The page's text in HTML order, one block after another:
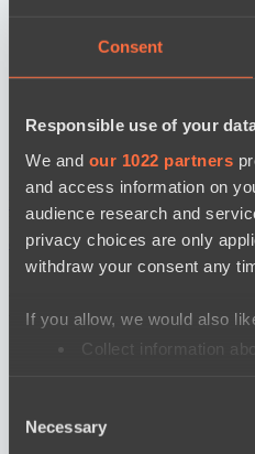
Consent
Responsible use of your
We and our 1022 partners
and access information on
audience research and
privacy choices are only
withdraw your consent any
If you allow, we would also
Collect information
Selection
Necessary
LSG
Настройки файлов cookie
конфиденциальности
Поддержка:support@hawk.live
adv@hawk.live© 2026 Hawk
Sheridan, WY 82801, USA
Your Ad HereContact us: